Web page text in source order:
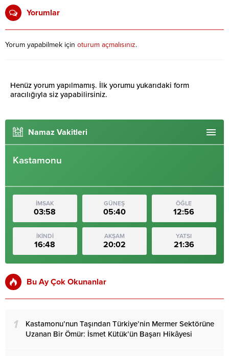
Yorumlar
Yorum yapabilmek için oturum açmalısınız.
Henüz yorum yapılmamış. İlk yorumu yukarıdaki form
aracılığıyla siz yapabilirsiniz.
Namaz Vakitleri
Kastamonu
İMSAK
03:58
GÜNEŞ
05:40
ÖĞLE
12:56
İKİNDİ
16:48
AKŞAM
20:02
YATSI
21:36
Bu Ay Çok Okunanlar
1
Kastamonu’nun Taşından Türkiye’nin Mermer Sektörüne
Uzanan Bir Ömür: İsmet Kütük’ün Başarı Hikâyesi